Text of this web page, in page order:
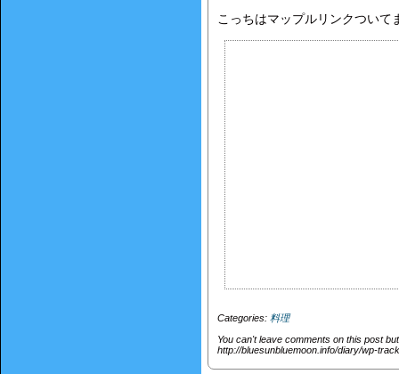
こっちはマップルリンクついて
Categories:料理
You can't leave comments on this post
http://bluesunbluemoon.info/diary/wp-